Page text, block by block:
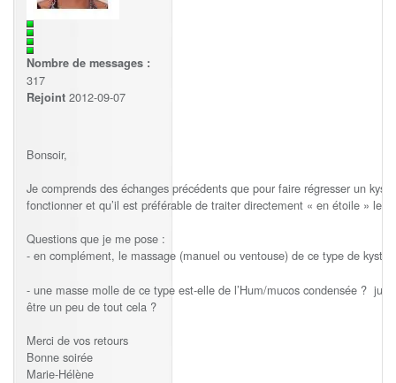
Nombre de messages :
317
Rejoint 2012-09-07
Bonsoir,
Je comprends des échanges précédents que pour faire régresser un
fonctionner et qu’il est préférable de traiter directement « en étoile » le
Questions que je me pose :
- en complément, le massage (manuel ou ventouse) de ce type de
- une masse molle de ce type est-elle de l’Hum/mucos condensée ?
être un peu de tout cela ?
Merci de vos retours
Bonne soirée
Marie-Hélène